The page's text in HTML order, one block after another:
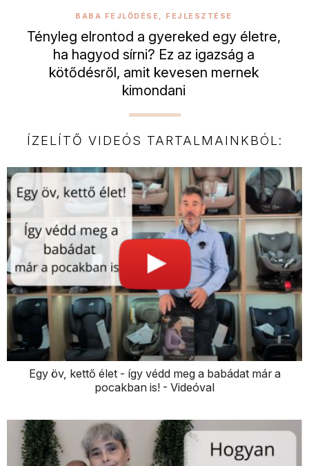
BABA FEJLŐDÉSE, FEJLESZTÉSE
Tényleg elrontod a gyereked egy életre,
ha hagyod sírni? Ez az igazság a
kötődésről, amit kevesen mernek
kimondani
ÍZELÍTŐ VIDEÓS TARTALMAINKBÓL:
Egy öv, kettő élet - így védd meg a babádat már a
pocakban is! - Videóval